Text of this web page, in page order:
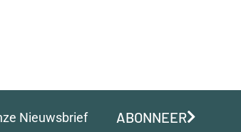
Nieuwsbrief ABONNEER